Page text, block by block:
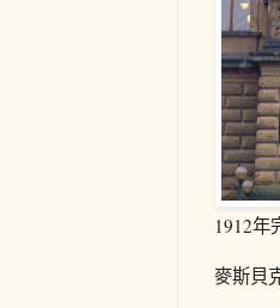
1912年
麥斯貝